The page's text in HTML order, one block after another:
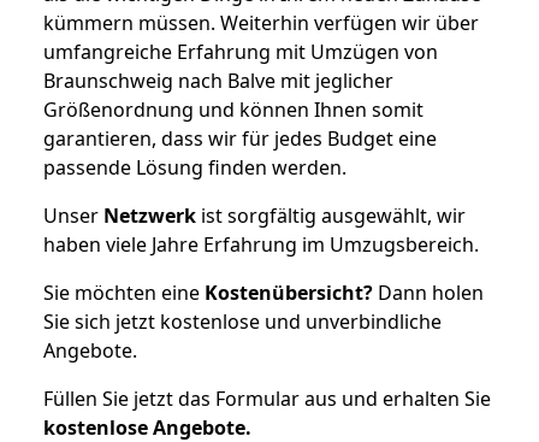
kümmern müssen. Weiterhin verfügen wir über
umfangreiche Erfahrung mit Umzügen von
Braunschweig nach Balve mit jeglicher
Größenordnung und können Ihnen somit
garantieren, dass wir für jedes Budget eine
passende Lösung finden werden.
Unser Netzwerk ist sorgfältig ausgewählt, wir
haben viele Jahre Erfahrung im Umzugsbereich.
Sie möchten eine Kostenübersicht? Dann holen
Sie sich jetzt kostenlose und unverbindliche
Angebote.
Füllen Sie jetzt das Formular aus und erhalten Sie
kostenloseAngebote.